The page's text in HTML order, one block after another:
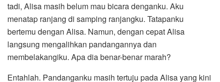
tadi, Alisa masih belum mau bicara denganku. Aku
menatap ranjang di samping ranjangku. Tatapanku
bertemu dengan Alisa. Namun, dengan cepat Alisa
langsung mengalihkan pandangannya dan
membelakangiku. Apa dia benar-benar marah?
Entahlah. Pandanganku masih tertuju pada Alisa yang kini